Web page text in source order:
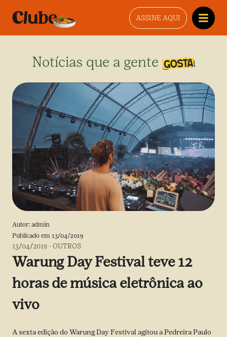
ASSINE AQUI
Notícias que a gente gosta
Autor: admin
Publicado em 13/04/2019
13/04/2019 -OUTROS
Warung Day Festival teve 12
horas de música eletrônica ao
vivo
A sexta edição do Warung Day Festival agitou a Pedreira Paulo